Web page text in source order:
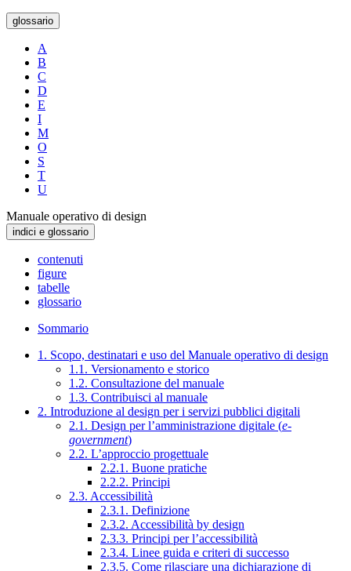
glossario
A
B
C
D
E
I
M
O
S
T
U
Manuale operativo di design
indici e glossario
contenuti
figure
tabelle
glossario
Sommario
1. Scopo, destinatari e uso del Manuale operativo di design
1.1. Versionamento e storico
1.2. Consultazione del manuale
1.3. Contribuisci al manuale
2. Introduzione al design per i servizi pubblici digitali
2.1. Design per l’amministrazione digitale (e-
government)
2.2. L’approccio progettuale
2.2.1. Buone pratiche
2.2.2. Principi
2.3. Accessibilità
2.3.1. Definizione
2.3.2. Accessibilità by design
2.3.3. Principi per l’accessibilità
2.3.4. Linee guida e criteri di successo
2.3.5. Come rilasciare una dichiarazione di